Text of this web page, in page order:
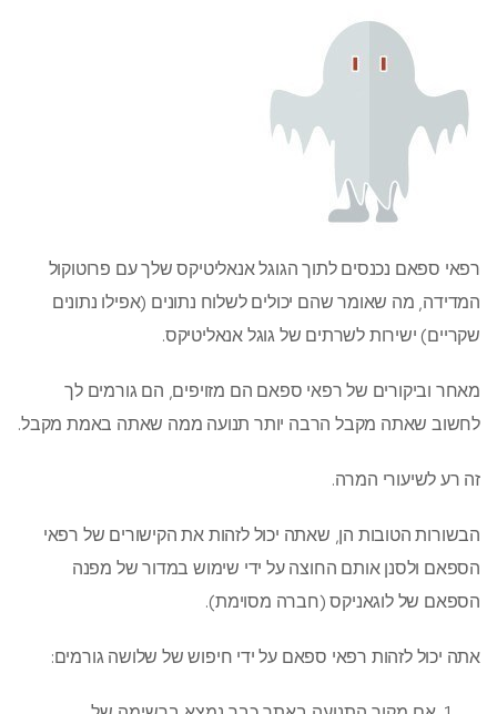
רפאי ספאם נכנסים לתוך הגוגל אנאליטיקס שלך עם פרוטוקול
המדידה, מה שאומר שהם יכולים לשלוח נתונים (אפילו נתונים
שקריים) ישירות לשרתים של גוגל אנאליטיקס.
מאחר וביקורים של רפאי ספאם הם מזויפים, הם גורמים לך
לחשוב שאתה מקבל הרבה יותר תנועה ממה שאתה באמת מקבל.
זה רע לשיעורי המרה.
הבשורות הטובות הן, שאתה יכול לזהות את הקישורים של רפאי
הספאם ולסנן אותם החוצה על ידי שימוש במדור של מפנה
הספאם של לוגאניקס (חברה מסוימת).
אתה יכול לזהות רפאי ספאם על ידי חיפוש של שלושה גורמים: